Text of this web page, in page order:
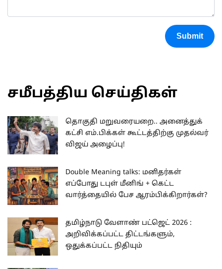
Submit
சமீபத்திய செய்திகள்
தொகுதி மறுவரையறை.. அனைத்துக்
கட்சி எம்.பிக்கள் கூட்டத்திற்கு முதல்வர்
விஜய் அழைப்பு!
Double Meaning talks: மனிதர்கள்
எப்போது டபுள் மீனிங் + கெட்ட
வார்த்தையில் பேச ஆரம்பிக்கிறார்கள்?
தமிழ்நாடு வேளாண் பட்ஜெட் 2026 :
அறிவிக்கப்பட்ட திட்டங்களும்,
ஒதுக்கப்பட்ட நிதியும்